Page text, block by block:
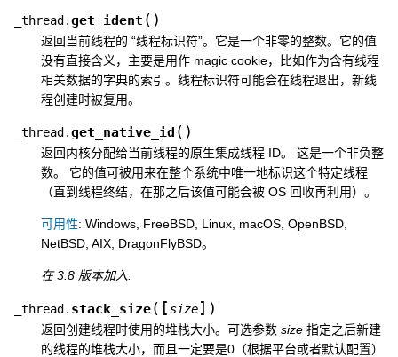
_thread.get_ident ( )
返回当前线程的 “线程标识符”。它是一个非零的整数。它的值
没有直接含义，主要是用作 magic cookie，比如作为含有线程
相关数据的字典的索引。线程标识符可能会在线程退出，新线
程创建时被复用。
_thread.get_native_id ( )
返回内核分配给当前线程的原生集成线程 ID。 这是一个非负整
数。 它的值可被用来在整个系统中唯一地标识这个特定线程
（直到线程终结，在那之后该值可能会被 OS 回收再利用）。
可用性: Windows, FreeBSD, Linux, macOS, OpenBSD,
NetBSD, AIX, DragonFlyBSD。
在 3.8 版本加入.
_thread. stack_size( [ size] )
返回创建线程时使用的堆栈大小。可选参数 size 指定之后新建
的线程的堆栈大小，而且一定要是0（根据平台或者默认配置）